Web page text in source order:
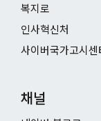
복지로
인사혁신처
사이버국가고시센
채널